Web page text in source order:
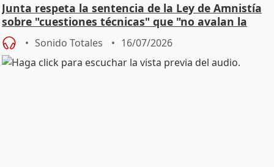
Junta respeta la sentencia de la Ley de Amnistía
sobre "cuestiones técnicas" que "no avalan la
const
Sonido Totales 16/07/2026